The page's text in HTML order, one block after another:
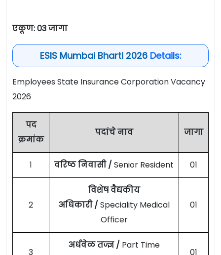
एकूण: 03 जागा
ESIS Mumbai Bharti 2026Details:
Employees State Insurance Corporation Vacancy
2026
पद
क्रमांक
पदांचे नाव जागा
1 वरिष्ठ निवासी / Senior Resident 01
2
विशेष वैद्यकीय
अधिकारी / Speciality Medical
Officer
01
3
अर्धवेळ तज्ज्ञ / Part Time
01